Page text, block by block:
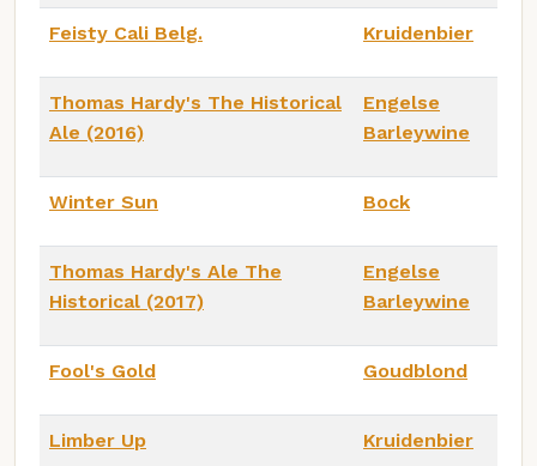
Feisty Cali Belg. Kruidenbier
Thomas Hardy's The Historical
Ale (2016)
Engelse
Barleywine
Winter Sun Bock
Thomas Hardy's Ale The
Historical (2017)
Engelse
Barleywine
Fool's Gold Goudblond
Limber Up Kruidenbier